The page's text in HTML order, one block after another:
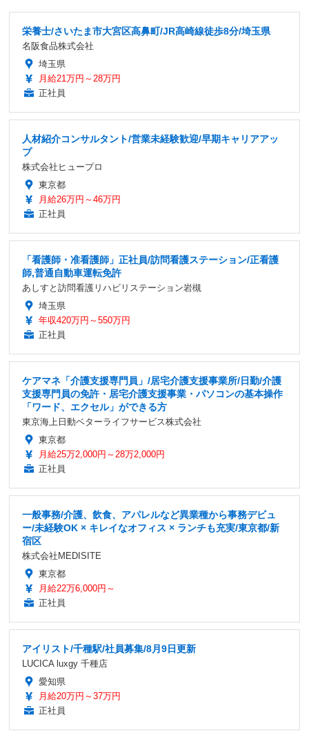
栄養士/さいたま市大宮区高鼻町/JR高崎線徒歩8分/埼玉県
名阪食品株式会社
埼玉県
月給21万円～28万円
正社員
人材紹介コンサルタント/営業未経験歓迎/早期キャリアアッ
プ
株式会社ヒュープロ
東京都
月給26万円～46万円
正社員
「看護師・准看護師」正社員/訪問看護ステーション/正看護
師,普通自動車運転免許
あしすと訪問看護リハビリステーション岩槻
埼玉県
年収420万円～550万円
正社員
ケアマネ「介護支援専門員」/居宅介護支援事業所/日勤/介護
支援専門員の免許・居宅介護支援事業・パソコンの基本操作
「ワード、エクセル」ができる方
東京海上日動ベターライフサービス株式会社
東京都
月給25万2,000円～28万2,000円
正社員
一般事務/介護、飲食、アパレルなど異業種から事務デビュ
ー/未経験OK × キレイなオフィス × ランチも充実/東京都/新
宿区
株式会社MEDISITE
東京都
月給22万6,000円～
正社員
アイリスト/千種駅/社員募集/8月9日更新
LUCICA luxgy 千種店
愛知県
月給20万円～37万円
正社員